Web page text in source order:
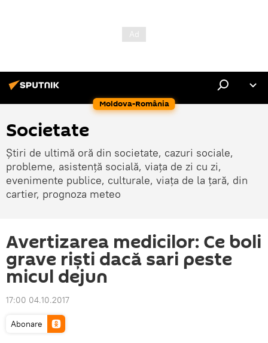
Moldova-România
Societate
Știri de ultimă oră din societate, cazuri sociale,
probleme, asistență socială, viața de zi cu zi,
evenimente publice, culturale, viața de la țară, din
cartier, prognoza meteo
Avertizarea medicilor: Ce boli
grave rişti dacă sari peste
micul dejun
17:00 04.10.2017
Abonare